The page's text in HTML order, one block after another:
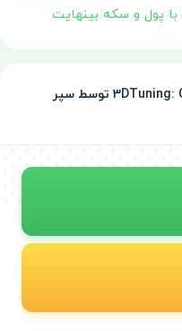
بازی 3DTuning: Car Game & Simulator توسط سپر